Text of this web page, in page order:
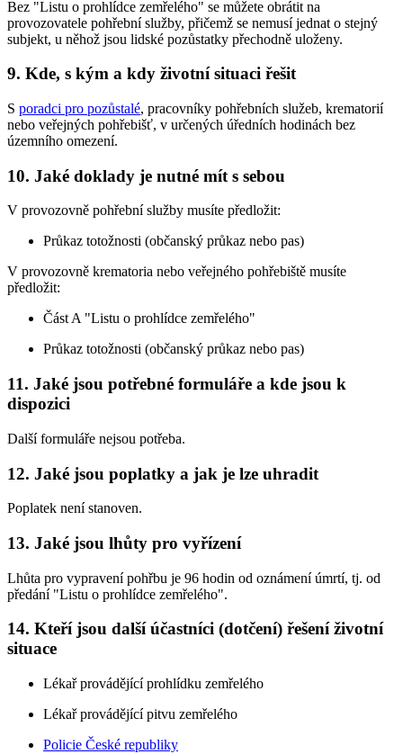
Bez "Listu o prohlídce zemřelého" se můžete obrátit na
provozovatele pohřební služby, přičemž se nemusí jednat o stejný
subjekt, u něhož jsou lidské pozůstatky přechodně uloženy.
9. Kde, s kým a kdy životní situaci řešit
S poradci pro pozůstalé, pracovníky pohřebních služeb, krematorií
nebo veřejných pohřebišť, v určených úředních hodinách bez
územního omezení.
10. Jaké doklady je nutné mít s sebou
V provozovně pohřební služby musíte předložit:
Průkaz totožnosti (občanský průkaz nebo pas)
V provozovně krematoria nebo veřejného pohřebiště musíte
předložit:
Část A "Listu o prohlídce zemřelého"
Průkaz totožnosti (občanský průkaz nebo pas)
11. Jaké jsou potřebné formuláře a kde jsou k
dispozici
Další formuláře nejsou potřeba.
12. Jaké jsou poplatky a jak je lze uhradit
Poplatek není stanoven.
13. Jaké jsou lhůty pro vyřízení
Lhůta pro vypravení pohřbu je 96 hodin od oznámení úmrtí, tj. od
předání "Listu o prohlídce zemřelého".
14. Kteří jsou další účastníci (dotčení) řešení životní
situace
Lékař provádějící prohlídku zemřelého
Lékař provádějící pitvu zemřelého
Policie České republiky